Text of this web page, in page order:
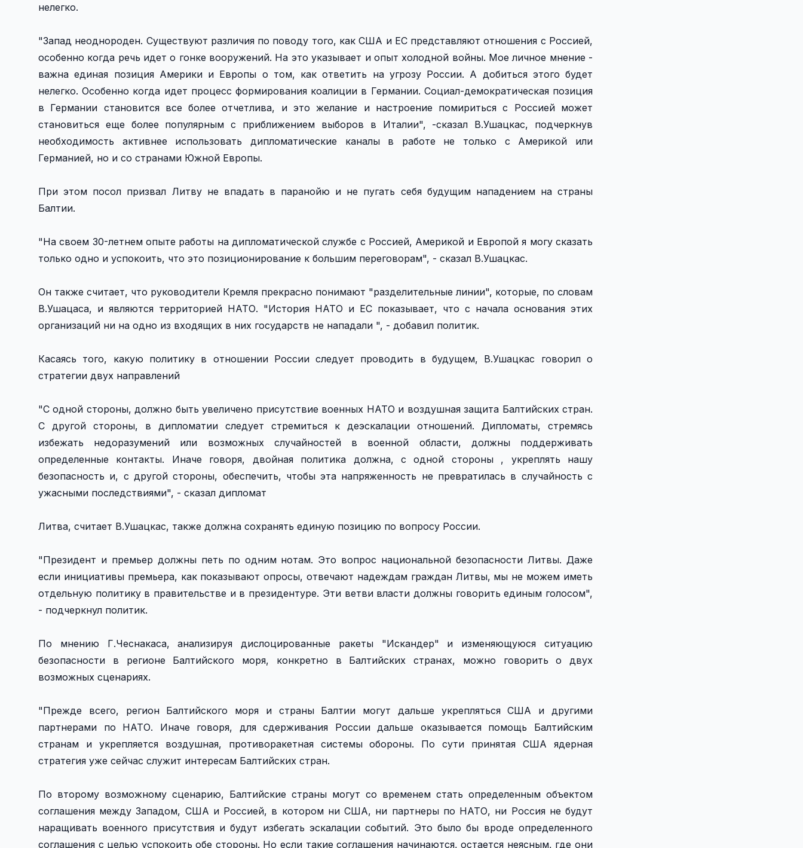
нелегко.
"Запад неоднороден. Существуют различия по поводу того, как США и ЕС представляют отношения с Россией,
особенно когда речь идет о гонке вооружений. На это указывает и опыт холодной войны. Мое личное мнение -
важна единая позиция Америки и Европы о том, как ответить на угрозу России. А добиться этого будет
нелегко. Особенно когда идет процесс формирования коалиции в Германии. Социал-демократическая позиция
в Германии становится все более отчетлива, и это желание и настроение помириться с Россией может
становиться еще более популярным с приближением выборов в Италии", -сказал В.Ушацкас, подчеркнув
необходимость активнее использовать дипломатические каналы в работе не только с Америкой или
Германией, но и со странами Южной Европы.
При этом посол призвал Литву не впадать в паранойю и не пугать себя будущим нападением на страны
Балтии.
"На своем 30-летнем опыте работы на дипломатической службе с Россией, Америкой и Европой я могу сказать
только одно и успокоить, что это позиционирование к большим переговорам", - сказал В.Ушацкас.
Он также считает, что руководители Кремля прекрасно понимают "разделительные линии", которые, по словам
В.Ушацаса, и являются территорией НАТО. "История НАТО и ЕС показывает, что с начала основания этих
организаций ни на одно из входящих в них государств не нападали ", - добавил политик.
Касаясь того, какую политику в отношении России следует проводить в будущем, В.Ушацкас говорил о
стратегии двух направлений
"С одной стороны, должно быть увеличено присутствие военных НАТО и воздушная защита Балтийских стран.
С другой стороны, в дипломатии следует стремиться к деэскалации отношений. Дипломаты, стремясь
избежать недоразумений или возможных случайностей в военной области, должны поддерживать
определенные контакты. Иначе говоря, двойная политика должна, с одной стороны , укреплять нашу
безопасность и, с другой стороны, обеспечить, чтобы эта напряженность не превратилась в случайность с
ужасными последствиями", - сказал дипломат
Литва, считает В.Ушацкас, также должна сохранять единую позицию по вопросу России.
"Президент и премьер должны петь по одним нотам. Это вопрос национальной безопасности Литвы. Даже
если инициативы премьера, как показывают опросы, отвечают надеждам граждан Литвы, мы не можем иметь
отдельную политику в правительстве и в президентуре. Эти ветви власти должны говорить единым голосом",
- подчеркнул политик.
По мнению Г.Чеснакаса, анализируя дислоцированные ракеты "Искандер" и изменяющуюся ситуацию
безопасности в регионе Балтийского моря, конкретно в Балтийских странах, можно говорить о двух
возможных сценариях.
"Прежде всего, регион Балтийского моря и страны Балтии могут дальше укрепляться США и другими
партнерами по НАТО. Иначе говоря, для сдерживания России дальше оказывается помощь Балтийским
странам и укрепляется воздушная, противоракетная системы обороны. По сути принятая США ядерная
стратегия уже сейчас служит интересам Балтийских стран.
По второму возможному сценарию, Балтийские страны могут со временем стать определенным объектом
соглашения между Западом, США и Россией, в котором ни США, ни партнеры по НАТО, ни Россия не будут
наращивать военного присутствия и будут избегать эскалации событий. Это было бы вроде определенного
соглашения с целью успокоить обе стороны. Но если такие соглашения начинаются, остается неясным, где они